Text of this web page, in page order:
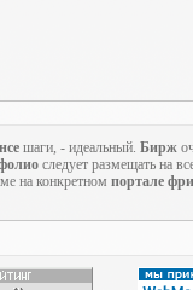
шаги, - идеальный. Бирж
следует размещать на
на конкретном портале